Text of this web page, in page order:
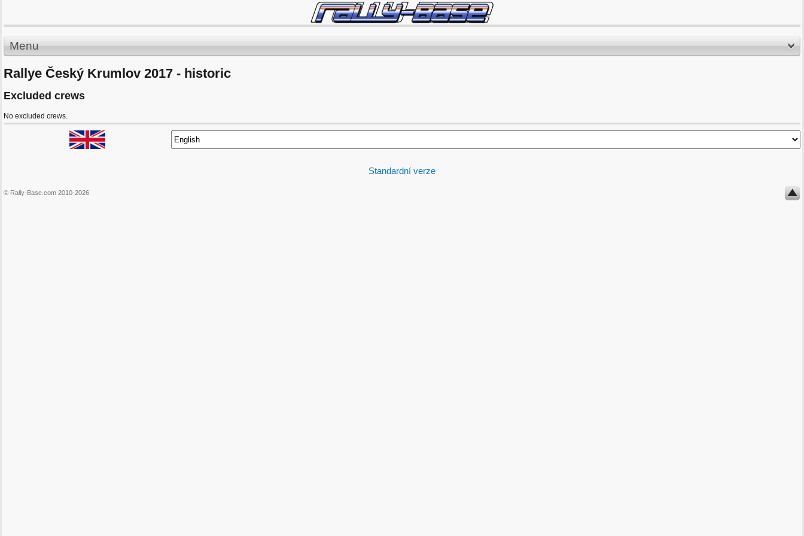
Menu
Rallye Český Krumlov 2017 - historic
Excluded crews
No excluded crews.
Standardní verze
© Rally-Base.com 2010-2026